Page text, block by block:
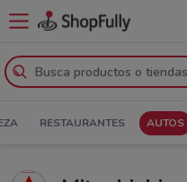
RESTAURANTES AUTOS